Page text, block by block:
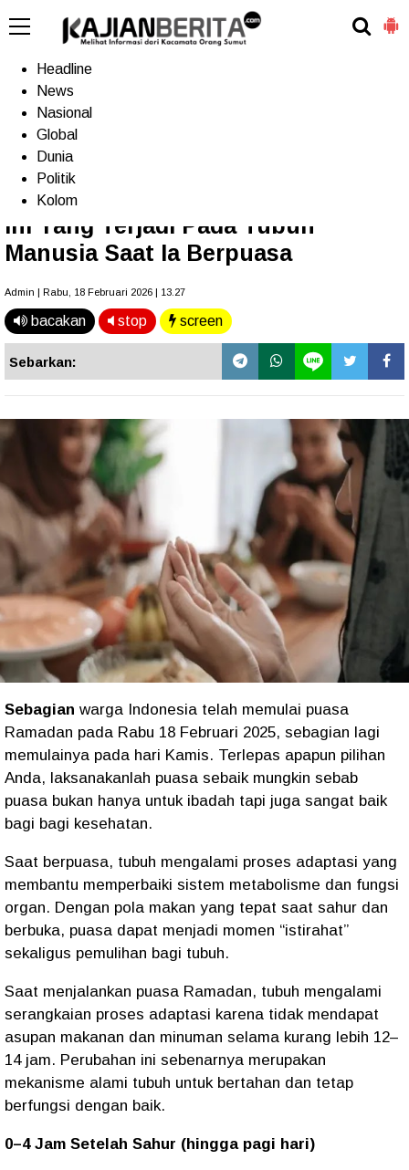
Home
Headline
News
Nasional
Global
Dunia
Politik
Kolom
Terkini
Ini Yang Terjadi Pada Tubuh
Manusia Saat Ia Berpuasa
Admin | Rabu, 18 Februari 2026 | 13.27
bacakan stop screen
Sebarkan:
Sebagian warga Indonesia telah memulai puasa
Ramadan pada Rabu 18 Februari 2025, sebagian lagi
memulainya pada hari Kamis. Terlepas apapun pilihan
Anda, laksanakanlah puasa sebaik mungkin sebab
puasa bukan hanya untuk ibadah tapi juga sangat baik
bagi bagi kesehatan.
Saat berpuasa, tubuh mengalami proses adaptasi yang
membantu memperbaiki sistem metabolisme dan fungsi
organ. Dengan pola makan yang tepat saat sahur dan
berbuka, puasa dapat menjadi momen “istirahat”
sekaligus pemulihan bagi tubuh.
Saat menjalankan puasa Ramadan, tubuh mengalami
serangkaian proses adaptasi karena tidak mendapat
asupan makanan dan minuman selama kurang lebih 12–
14 jam. Perubahan ini sebenarnya merupakan
mekanisme alami tubuh untuk bertahan dan tetap
berfungsi dengan baik.
0–4 Jam Setelah Sahur (hingga pagi hari)